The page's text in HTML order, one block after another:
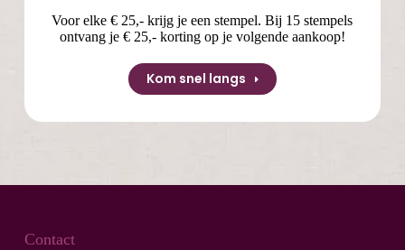
Voor elke € 25,- krijg je een stempel. Bij 15 stempels
ontvang je € 25,- korting op je volgende aankoop!
Kom snel langs
Contact